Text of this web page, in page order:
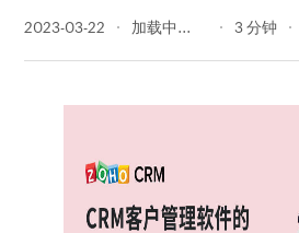
2023-03-22 364 阅读量 3 分钟